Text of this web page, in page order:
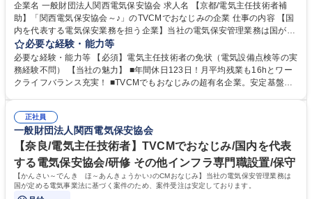
企業名 一般財団法人関西電気保安協会 求人名 【京都/電気主任技術者補
助】「関西電気保安協会～♪」のTVCMでおなじみの企業 仕事の内容 【国
内を代表する電気保安業務を担う企業】当社の電気保安管理業務は国が定
める電気事業法に基づく案件のため、案件受注は安定しております。 【入
社後】先輩技術員のもと、工場やビルなど電力会社から高圧で受電して電
気を使用する事業場の保安業務の補助として、3年程度の実務経験を積ん
でいただき、保安業務従事者を目指していただきます。 【当社の強み】保
術者補助】「関西電気保安協会～♪」のTVCMでおなじみの企業
必要な経験・能力等
必要な経験・能力等 【必須】電気主任技術者の免状（電気設備点検等の実
務経験不問） 【当社の魅力】 ■年間休日123日！月平均残業も16hとワー
クライフバランス充実！ ■TVCMでもおなじみの超有名企業。安定基盤で
擬施設を保有等、充実の研修環境から高い技術力を担保し続けておりま
す。 学歴・資格 学歴：大学院 大学 高専 短大 専修学校 高校 語学力： 資
格：第三種電気主任技術者 第二種電気主任技術者 第一種運転免許普通自
動車
正社員
一般財団法人関西電気保安協会
【奈良/電気主任技術者】TVCMでおなじみ/国内を代表
する電気保安協会/研修 その他インフラ専門職設置/保守
【かんさい～でんき ほ～あんきょうかい♪のCMおなじみ】当社の電気保安管理業務は
国が定める電気事業法に基づく案件のため、案件受注は安定しております。